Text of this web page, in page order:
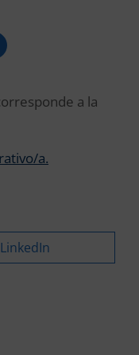
a la
a.
LinkedIn